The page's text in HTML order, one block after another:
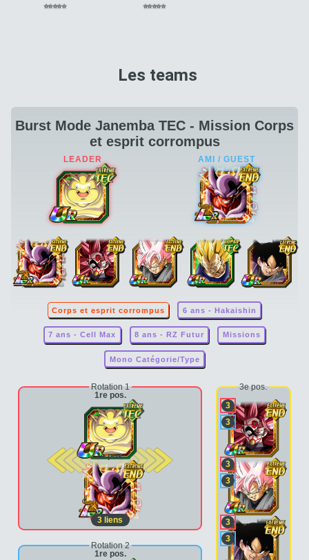
⭐⭐⭐⭐⭐ ⭐⭐⭐⭐⭐
Les teams
Burst Mode Janemba TEC - Mission Corps
et esprit corrompus
Corps et esprit corrompus 6 ans - Hakaishin
7 ans - Cell Max 8 ans - RZ Futur Missions
Mono Catégorie/Type
Rotation 1
1re pos.
2e pos.
3 liens
Rotation 2
1re pos.
3e pos.
3
3
3
3
3
3